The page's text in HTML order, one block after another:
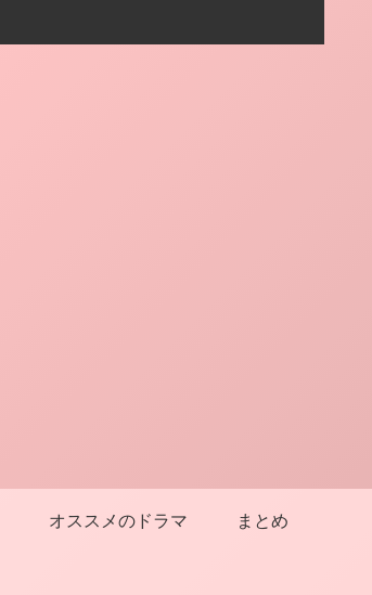
オススメのドラマ まとめ